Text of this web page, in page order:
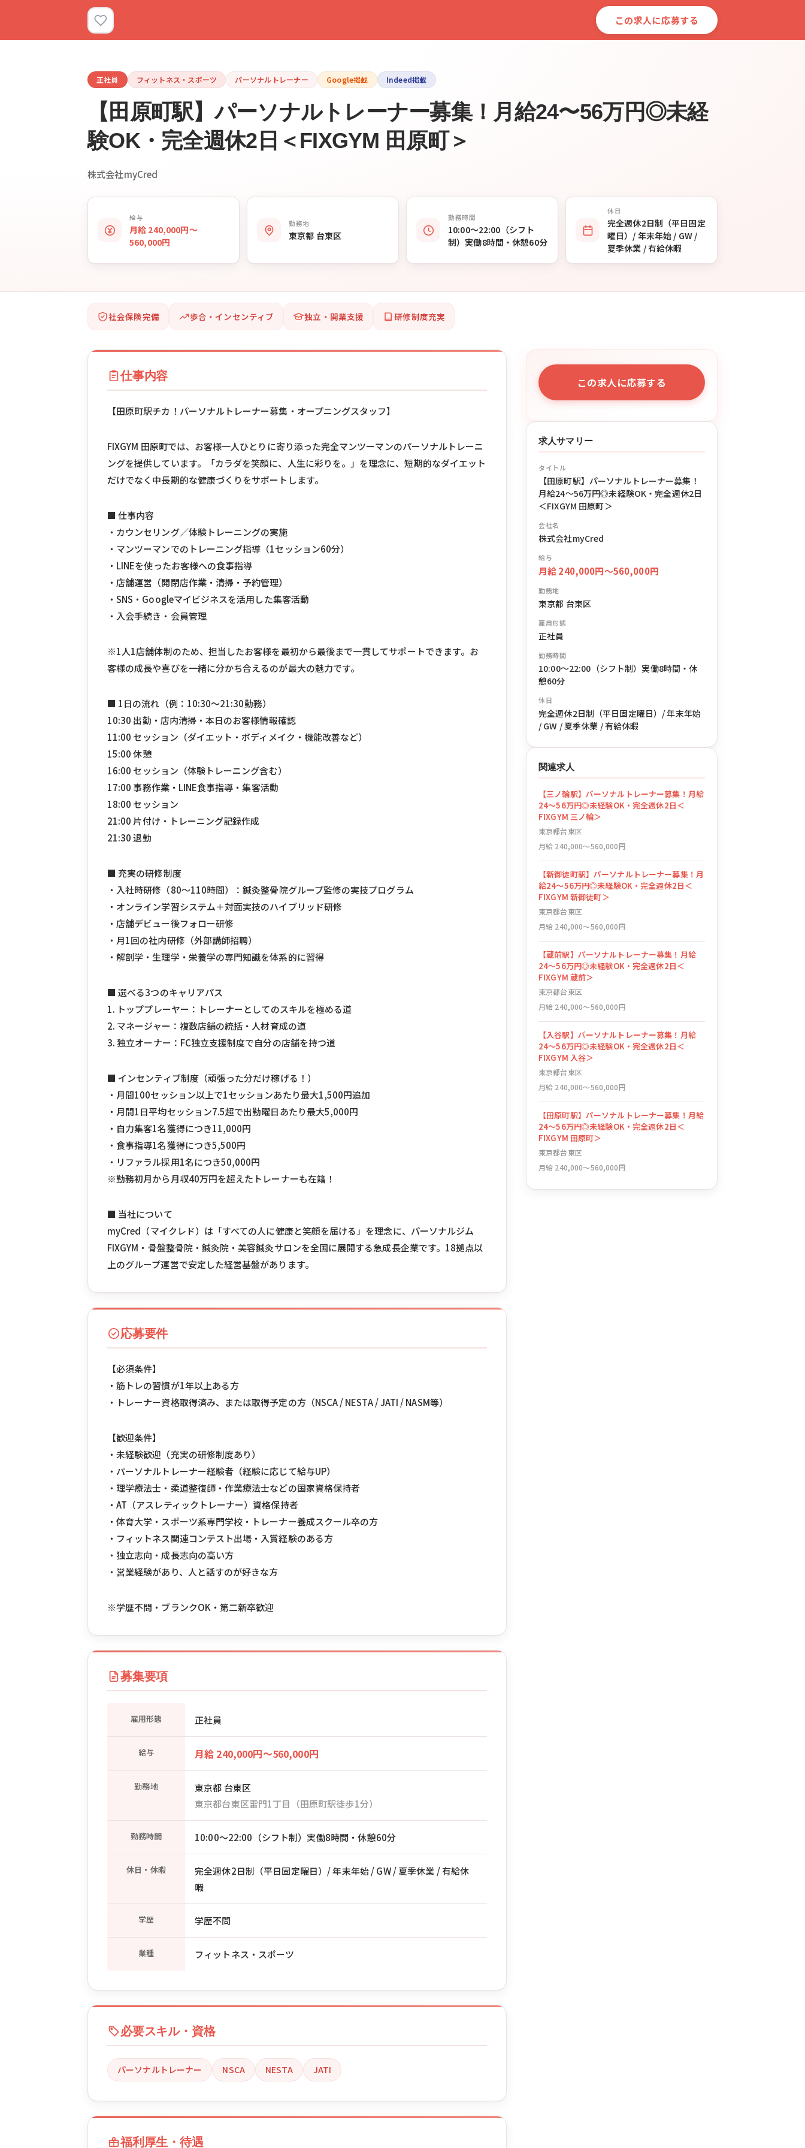
この求人に応募する
正社員 フィットネス・スポーツ パーソナルトレーナー Google掲載 Indeed掲載
【田原町駅】パーソナルトレーナー募集！月給24〜56万円◎未経
験OK・完全週休2日＜FIXGYM 田原町＞
株式会社myCred
給与
月給 240,000円〜
560,000円
勤務地
東京都 台東区
勤務時間
10:00〜22:00（シフト
制）実働8時間・休憩60分
休日
完全週休2日制（平日固定
曜日）/ 年末年始 / GW /
夏季休業 / 有給休暇
社会保険完備 歩合・インセンティブ 独立・開業支援 研修制度充実
仕事内容
【田原町駅チカ！パーソナルトレーナー募集・オープニングスタッフ】
FIXGYM 田原町では、お客様一人ひとりに寄り添った完全マンツーマンのパーソナルトレーニ
ングを提供しています。「カラダを笑顔に、人生に彩りを。」を理念に、短期的なダイエット
だけでなく中長期的な健康づくりをサポートします。
■ 仕事内容
・カウンセリング／体験トレーニングの実施
・マンツーマンでのトレーニング指導（1セッション60分）
・LINEを使ったお客様への食事指導
・店舗運営（開閉店作業・清掃・予約管理）
・SNS・Googleマイビジネスを活用した集客活動
・入会手続き・会員管理
※1人1店舗体制のため、担当したお客様を最初から最後まで一貫してサポートできます。お
客様の成長や喜びを一緒に分かち合えるのが最大の魅力です。
■ 1日の流れ（例：10:30〜21:30勤務）
10:30 出勤・店内清掃・本日のお客様情報確認
11:00 セッション（ダイエット・ボディメイク・機能改善など）
15:00 休憩
16:00 セッション（体験トレーニング含む）
17:00 事務作業・LINE食事指導・集客活動
18:00 セッション
21:00 片付け・トレーニング記録作成
21:30 退勤
■ 充実の研修制度
・入社時研修（80〜110時間）：鍼灸整骨院グループ監修の実技プログラム
・オンライン学習システム＋対面実技のハイブリッド研修
・店舗デビュー後フォロー研修
・月1回の社内研修（外部講師招聘）
・解剖学・生理学・栄養学の専門知識を体系的に習得
■ 選べる3つのキャリアパス
1. トッププレーヤー：トレーナーとしてのスキルを極める道
2. マネージャー：複数店舗の統括・人材育成の道
3. 独立オーナー：FC独立支援制度で自分の店舗を持つ道
■ インセンティブ制度（頑張った分だけ稼げる！）
・月間100セッション以上で1セッションあたり最大1,500円追加
・月間1日平均セッション7.5超で出勤曜日あたり最大5,000円
・自力集客1名獲得につき11,000円
・食事指導1名獲得につき5,500円
・リファラル採用1名につき50,000円
※勤務初月から月収40万円を超えたトレーナーも在籍！
■ 当社について
myCred（マイクレド）は「すべての人に健康と笑顔を届ける」を理念に、パーソナルジム
FIXGYM・骨盤整骨院・鍼灸院・美容鍼灸サロンを全国に展開する急成長企業です。18拠点以
上のグループ運営で安定した経営基盤があります。
応募要件
【必須条件】
・筋トレの習慣が1年以上ある方
・トレーナー資格取得済み、または取得予定の方（NSCA / NESTA / JATI / NASM等）
【歓迎条件】
・未経験歓迎（充実の研修制度あり）
・パーソナルトレーナー経験者（経験に応じて給与UP）
・理学療法士・柔道整復師・作業療法士などの国家資格保持者
・AT（アスレティックトレーナー）資格保持者
・体育大学・スポーツ系専門学校・トレーナー養成スクール卒の方
・フィットネス関連コンテスト出場・入賞経験のある方
・独立志向・成長志向の高い方
・営業経験があり、人と話すのが好きな方
※学歴不問・ブランクOK・第二新卒歓迎
募集要項
雇用形態 正社員
給与 月給 240,000円〜560,000円
勤務地
東京都 台東区
東京都台東区雷門1丁目（田原町駅徒歩1分）
勤務時間 10:00〜22:00（シフト制）実働8時間・休憩60分
休日・休暇
完全週休2日制（平日固定曜日）/ 年末年始 / GW / 夏季休業 / 有給休
暇
学歴 学歴不問
業種 フィットネス・スポーツ
必要スキル・資格
パーソナルトレーナー NSCA NESTA JATI
福利厚生・待遇
この求人に応募する
求人サマリー
タイトル
【田原町駅】パーソナルトレーナー募集！
月給24〜56万円◎未経験OK・完全週休2日
＜FIXGYM 田原町＞
会社名
株式会社myCred
給与
月給 240,000円〜560,000円
勤務地
東京都 台東区
雇用形態
正社員
勤務時間
10:00〜22:00（シフト制）実働8時間・休
憩60分
休日
完全週休2日制（平日固定曜日）/ 年末年始
/ GW / 夏季休業 / 有給休暇
関連求人
【三ノ輪駅】パーソナルトレーナー募集！月給
24〜56万円◎未経験OK・完全週休2日＜
FIXGYM 三ノ輪＞
東京都台東区
月給 240,000〜560,000円
【新御徒町駅】パーソナルトレーナー募集！月
給24〜56万円◎未経験OK・完全週休2日＜
FIXGYM 新御徒町＞
東京都台東区
月給 240,000〜560,000円
【蔵前駅】パーソナルトレーナー募集！月給
24〜56万円◎未経験OK・完全週休2日＜
FIXGYM 蔵前＞
東京都台東区
月給 240,000〜560,000円
【入谷駅】パーソナルトレーナー募集！月給
24〜56万円◎未経験OK・完全週休2日＜
FIXGYM 入谷＞
東京都台東区
月給 240,000〜560,000円
【田原町駅】パーソナルトレーナー募集！月給
24〜56万円◎未経験OK・完全週休2日＜
FIXGYM 田原町＞
東京都台東区
月給 240,000〜560,000円